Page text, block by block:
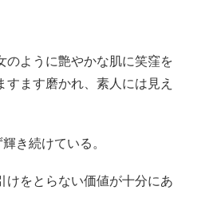
のように艶やかな肌に笑窪を
ます磨かれ、素人には見え
き続けている。
けをとらない価値が十分にあ